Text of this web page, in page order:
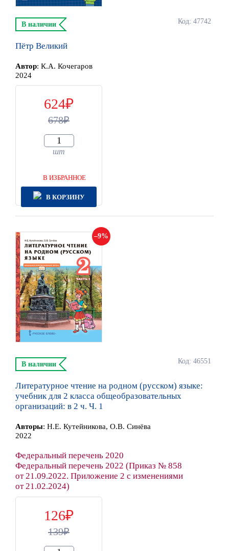
Код: 47742
В наличии
Пётр Великий
Автор: К.А. Кочегаров
2024
624
678
шт
В ИЗБРАННОЕ
В КОРЗИНУ
9
Код: 46551
В наличии
Литературное чтение на родном (русском) языке:
учебник для 2 класса общеобразовательных
организаций: в 2 ч. Ч. 1
Авторы: Н.Е. Кутейникова, О.В. Синёва
2022
Федеральный перечень 2020
Федеральный перечень 2022 (Приказ № 858
от 21.09.2022. Приложение 2 с изменениями
от 21.02.2024)
126
139